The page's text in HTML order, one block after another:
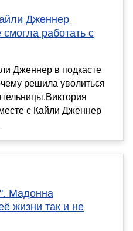
Дженнер
работать с
Дженнер в подкасте
решила уволиться
с Кайли Дженнер
Мадонна
жизни так и не